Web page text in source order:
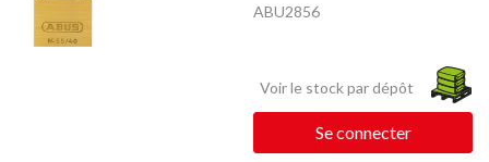
ABU2856
Voir le stock par dépôt
Se connecter